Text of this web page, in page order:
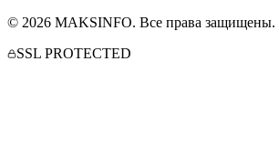
© 2026 MAKSINFO. Все права защищены.
SSL PROTECTED